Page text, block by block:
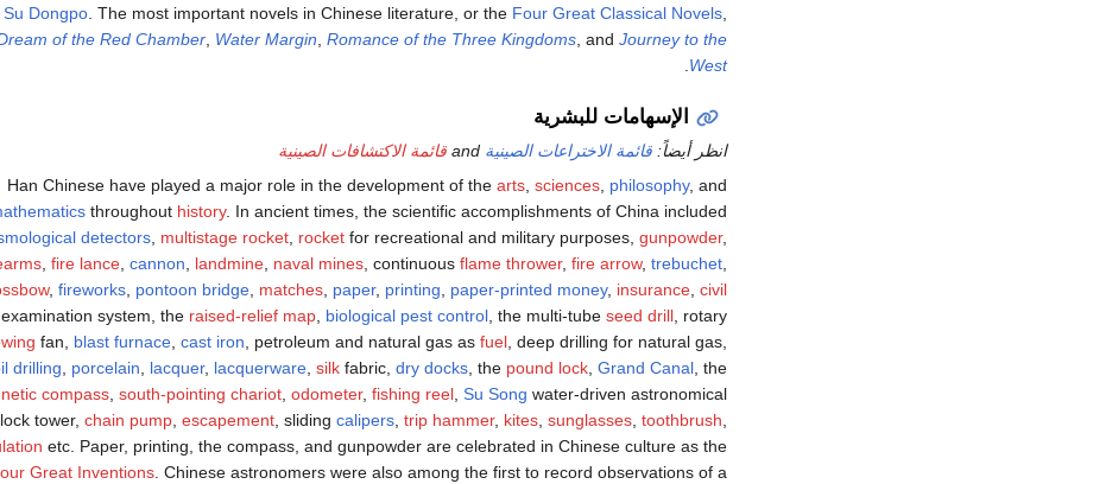
Su Dongpo. The most important novels in Chinese literature, or the Four Great Classical Novels,
of the Red Chamber, Water Margin, Romance of the Three Kingdoms, and Journey to the
West
.
الإسهامات للبشرية
انظر أيضاً: قائمة الاختراعات الصينية
قائمة الاكتشافات الصينية
Han Chinese have played a major role in the development of the arts sciences philosophy, and
throughout history. In ancient times, the scientific accomplishments of China included
detectors multistage rocket rocket for recreational and military purposes, gunpowder,
fire lance cannon landmine naval mines , continuous flame thrower, fire arrow, trebuchet
, fireworks pontoon bridge matches paper, printing paper-printed money, insurance civil
examination system, the raised-relief map biological pest control , the multi-tube seed drill , rotary
fan, blast furnace cast iron , petroleum and natural gas as fuel , deep drilling for natural gas,
drilling
porcelain lacquer, lacquerware silk fabric, dry docks , the pound lock Grand Canal , the
compass south-pointing chariot odometer, fishing reel Su Song water-driven astronomical
tower, chain pump escapement , sliding calipers trip hammer, kites sunglasses toothbrush
etc. Paper, printing, the compass, and gunpowder are celebrated in Chinese culture as the
Great Inventions . Chinese astronomers were also among the first to record observations of a